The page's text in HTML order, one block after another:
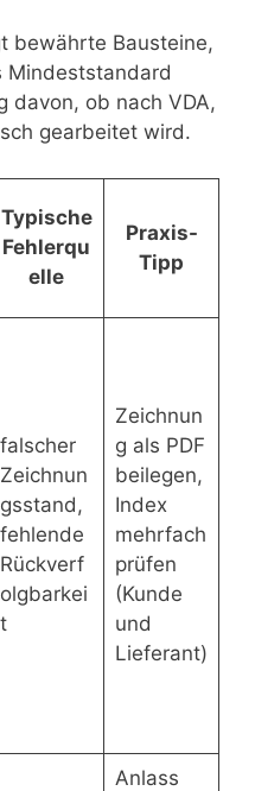
bewährte Bausteine,
Mindeststandard
davon, ob nach VDA,
gearbeitet wird.
Typische
Fehlerqu
elle
Praxis-
Tipp
falscher
Zeichnun
gsstand,
fehlende
Rückverf
olgbarkei
t
Zeichnun
g als PDF
beilegen,
Index
mehrfach
prüfen
(Kunde
und
Lieferant)
Anlass